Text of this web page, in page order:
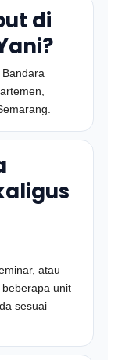
di
atau
unit
sesuai